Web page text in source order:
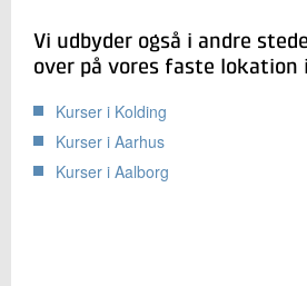
Vi udbyder også i andre
over på vores faste lokation
Kurser i Kolding
Kurser i Aarhus
Kurser i Aalborg